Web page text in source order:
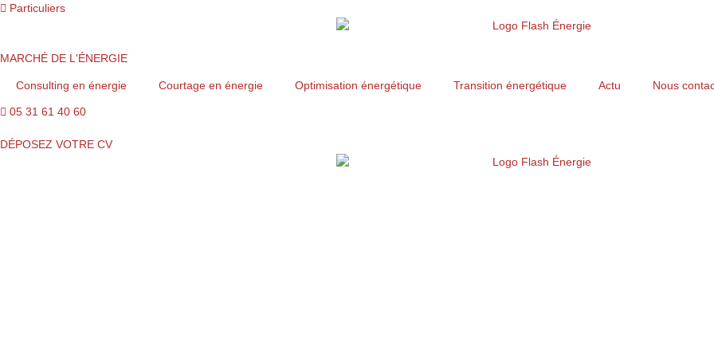
AllerParticuliers
MARCHÉ DE L'ÉNERGIE
Consulting en énergie Courtage en énergie Optimisation énergétique Transition énergétique Actu Nous
05 31 61 40 60
DÉPOSEZ VOTRE CV